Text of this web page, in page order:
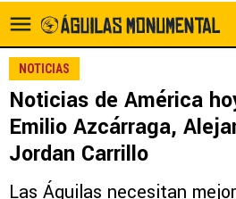
NOTICIAS
Noticias de América
Emilio Azcárraga,
Jordan Carrillo
Las Águilas necesitan